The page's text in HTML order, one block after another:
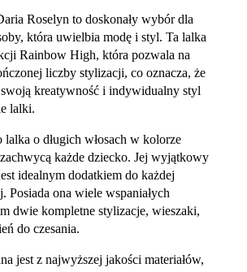
Roselyn to doskonały wybór dla
która uwielbia modę i styl. Ta lalka
Rainbow High, która pozwala na
liczby stylizacji, co oznacza, że
kreatywność i indywidualny styl
lalki.
o długich włosach w kolorze
każde dziecko. Jej wyjątkowy
idealnym dodatkiem do każdej
Posiada ona wiele wspaniałych
dwie kompletne stylizacje, wieszaki,
do czesania.
jest z najwyższej jakości materiałów,